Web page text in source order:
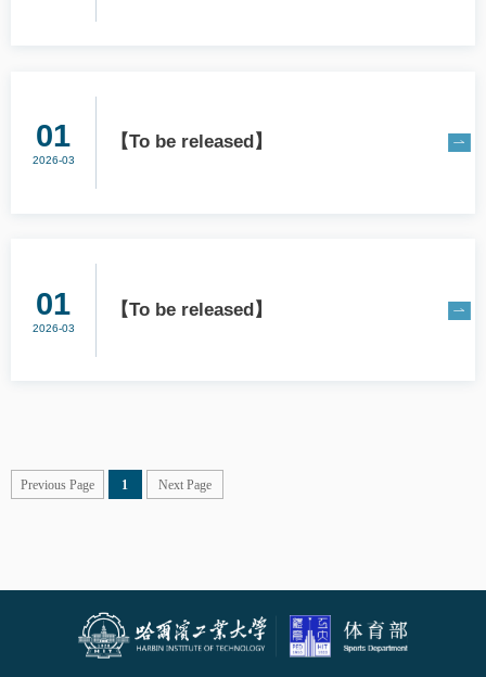
01
2026-03
【To be released】
01
2026-03
【To be released】
Previous Page 1 Next Page